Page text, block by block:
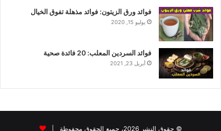
فوائد ورق الزيتون: فوائد مذهلة تفوق الخيال
يوليو 15, 2020
فوائد السردين المعلب: 20 فائدة صحية
أبريل 23, 2021
© حقوق النشر 2026، جميع الحقوق محفوظة |